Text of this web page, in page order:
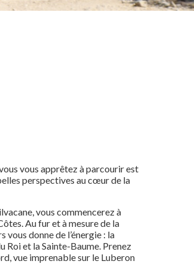
vous apprêtez à parcourir est
perspectives au cœur de la
vous commencerez à
Au fur et à mesure de la
donne de l’énergie : la
Roi et la Sainte-Baume. Prenez
vue imprenable sur le Luberon